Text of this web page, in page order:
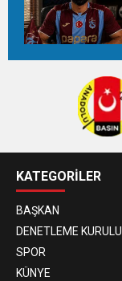
KATEGORİLER
BAŞKAN
DENETLEME KURULU
SPOR
KÜNYE